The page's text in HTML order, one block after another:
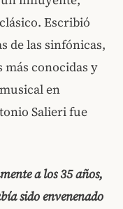
Escribió
de las sinfónicas,
más conocidas y
en
Salieri fue
a los 35 años,
sido envenenado